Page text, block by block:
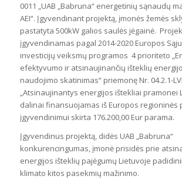
0011 „UAB „Babruna“ energetinių sąnaudų
AEI“. Įgyvendinant projektą, įmonės žemės
pastatyta 500kW galios saulės jėgainė.
įgyvendinamas pagal 2014-2020 Europos
investicijų veiksmų programos 4 prioriteto
efektyvumo ir atsinaujinančių išteklių
naudojimo skatinimas“ priemonę Nr. 04.2.1-
„Atsinaujinantys energijos ištekliai pramonei
dalinai finansuojamas iš Europos regioninės
įgyvendinimui skirta 176.200,00 Eur parama.
Įgyvendinus projektą, didės UAB „Babruna“
konkurencingumas, įmonė prisidės prie
energijos išteklių pajėgumų Lietuvoje
klimato kitos pasekmių mažinimo.